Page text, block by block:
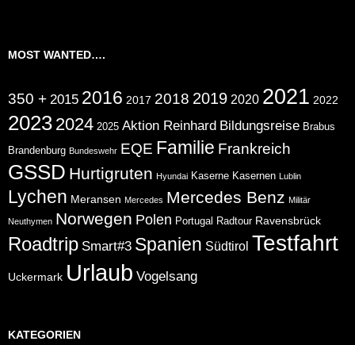
MOST WANTED….
350 + 2015 2016 2017 2018 2019 2020 2021 2022
2023 2024 2025 Aktion Reinhard Bildungsreise Brabus
Brandenburg Bundeswehr EQE Familie Frankreich
GSSD Hurtigruten Hyundai Kaserne Kasernen Lublin
Lychen Meransen Mercedes Mercedes Benz Militär
Neuthymen Norwegen Polen Portugal Radtour Ravensbrück
Roadtrip Smart#3 Spanien Südtirol Testfahrt
Uckermark Urlaub Vogelsang
KATEGORIEN